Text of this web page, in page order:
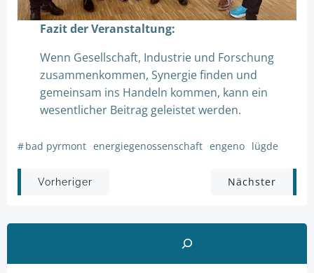
Fazit der Veranstaltung:
Wenn Gesellschaft, Industrie und Forschung
zusammenkommen, Synergie finden und
gemeinsam ins Handeln kommen, kann ein
wesentlicher Beitrag geleistet werden.
#bad pyrmont energiegenossenschaft engeno lügde
Post
navigation
Vorheriger
navigation
Nächster
Suchen